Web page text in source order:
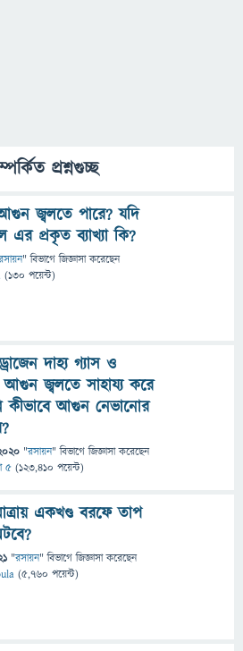
প্রশ্নগুচ্ছ
জ্বলতে পারে? যদি
এর প্রকৃত ব্যাখ্যা কি?
" বিভাগে জিজ্ঞাসাকরেছেন
(130 পয়েন্ট)
দাহ্য গ্যাস ও
আগুন জ্বলতে সাহায্য করে
কীভাবে আগুন নেভানোর
"রসায়ন" বিভাগে জিজ্ঞাসাকরেছেন
৫ (123,410 পয়েন্ট)
একখণ্ড বরফে তাপ
"রসায়ন" বিভাগে জিজ্ঞাসাকরেছেন
(5,760 পয়েন্ট)